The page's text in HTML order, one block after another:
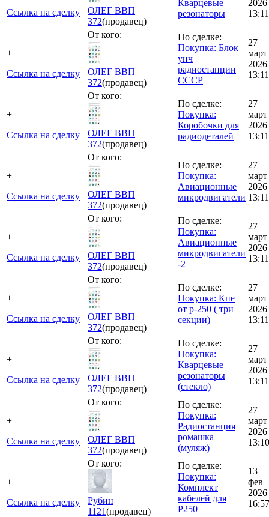
Ссылка на сделку
ОЛЕГ ВВП
372(продавец)
Кварцевые
резонаторы
2026
13:11
+
Ссылка на сделку
От кого:
ОЛЕГ ВВП
372(продавец)
По сделке:
Покупка: Блок
унч
радиостанции
СССР
27
март
2026
13:11
+
Ссылка на сделку
От кого:
ОЛЕГ ВВП
372(продавец)
По сделке:
Покупка:
Коробочки для
радиодеталей
27
март
2026
13:11
+
Ссылка на сделку
От кого:
ОЛЕГ ВВП
372(продавец)
По сделке:
Покупка:
Авиационные
микродвигатели
27
март
2026
13:11
+
Ссылка на сделку
От кого:
ОЛЕГ ВВП
372(продавец)
По сделке:
Покупка:
Авиационные
микродвигатели
-2
27
март
2026
13:11
+
Ссылка на сделку
От кого:
ОЛЕГ ВВП
372(продавец)
По сделке:
Покупка: Кпе
от р-250 ( три
секции)
27
март
2026
13:11
+
Ссылка на сделку
От кого:
ОЛЕГ ВВП
372(продавец)
По сделке:
Покупка:
Кварцевые
резонаторы
(стекло)
27
март
2026
13:11
+
Ссылка на сделку
От кого:
ОЛЕГ ВВП
372(продавец)
По сделке:
Покупка:
Радиостанция
ромашка
(муляж)
27
март
2026
13:10
+
Ссылка на сделку
От кого:
Рубин
1121(продавец)
По сделке:
Покупка:
Комплект
кабелей для
Р250
13
фев
2026
16:57